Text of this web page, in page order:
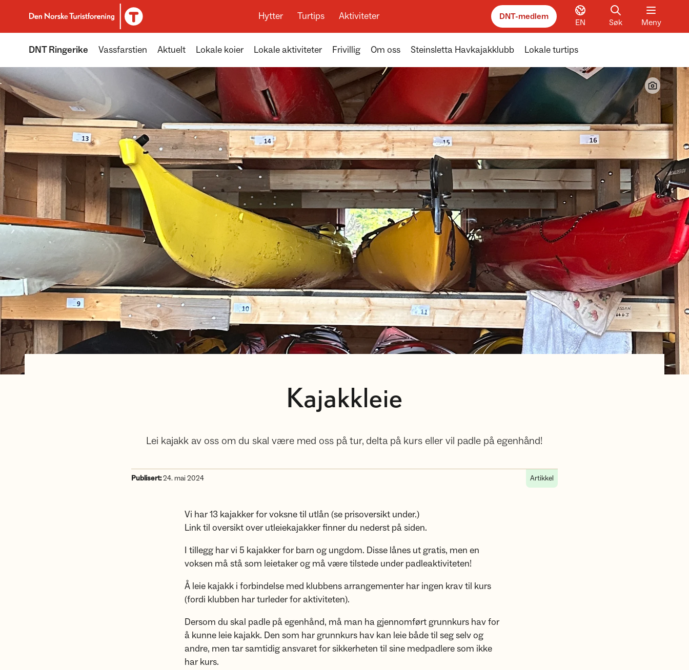
Til DNT.no forside
Hytter Turtips Aktiviteter DNT-medlem
EN Søk Meny
DNT Ringerike Vassfarstien Aktuelt Lokale koier Lokale aktiviteter Frivillig Om oss Steinsletta Havkajakklubb Lokale turtips
Kajakkleie
Lei kajakk av oss om du skal være med oss på tur, delta på kurs eller vil padle på egenhånd!
Publisert:24. mai 2024 Artikkel
Vi har 13 kajakker for voksne til utlån (se prisoversikt under.)
Link til oversikt over utleiekajakker finner du nederst på siden.
I tillegg har vi 5 kajakker for barn og ungdom. Disse lånes ut gratis, men en
voksen må stå som leietaker og må være tilstede under padleaktiviteten!
Å leie kajakk i forbindelse med klubbens arrangementer har ingen krav til kurs
(fordi klubben har turleder for aktiviteten).
Dersom du skal padle på egenhånd, må man ha gjennomført grunnkurs hav for
å kunne leie kajakk. Den som har grunnkurs hav kan leie både til seg selv og
andre, men tar samtidig ansvaret for sikkerheten til sine medpadlere som ikke
har kurs.